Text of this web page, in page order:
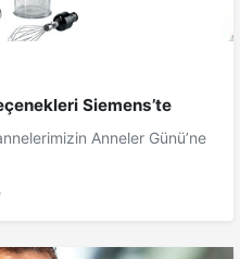
Siemens’te
Anneler Günü’ne